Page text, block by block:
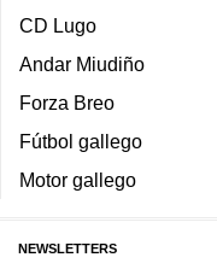
CD Lugo
Andar Miudiño
Forza Breo
Fútbol gallego
Motor gallego
NEWSLETTERS